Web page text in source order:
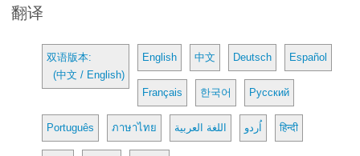
翻译
双语版本:
(中文 / English)
English 中文 Deutsch Español
Français 한국어 Русский
Português ภาษาไทย اللغة العربية اُردو हिन्दी